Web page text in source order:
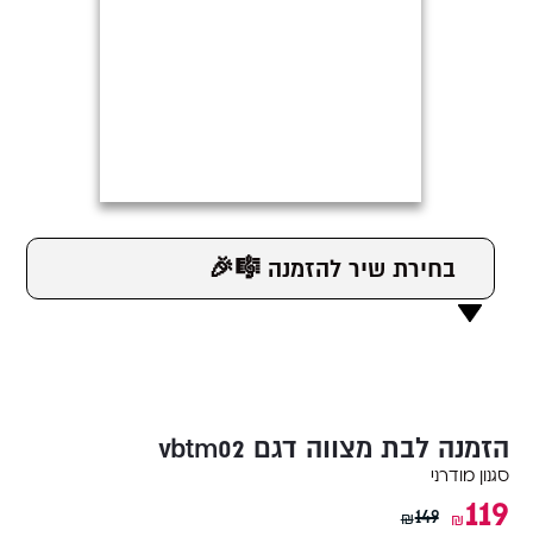
vbtm02 הזמנה לבת מצווה דגם
סגנון מודרני
149
₪ 119
₪
🎉🎼 בחירת שיר להזמנה